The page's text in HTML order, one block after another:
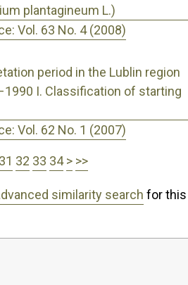
plantagineum L.)
Vol. 63 No. 4 (2008)
period in the Lublin region
I. Classification of starting
Vol. 62 No. 1 (2007)
31 32 33 34 > >>
similarity search for this